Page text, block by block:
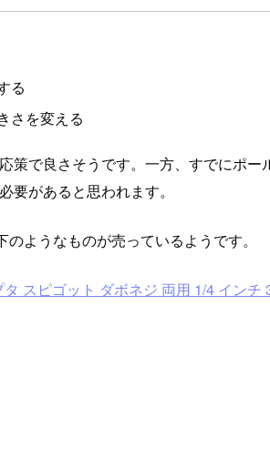
る
さを変える
策で良さそうです。一方、すでにポ
要があると思われます。
ようなものが売っているようです。
スピゴット ダボネジ 両用 1/4 イン